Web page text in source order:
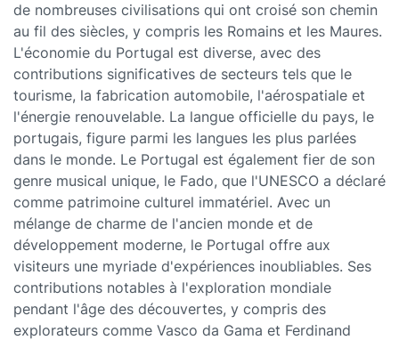
de nombreuses civilisations qui ont croisé son chemin
au fil des siècles, y compris les Romains et les Maures.
L'économie du Portugal est diverse, avec des
contributions significatives de secteurs tels que le
tourisme, la fabrication automobile, l'aérospatiale et
l'énergie renouvelable. La langue officielle du pays, le
portugais, figure parmi les langues les plus parlées
dans le monde. Le Portugal est également fier de son
genre musical unique, le Fado, que l'UNESCO a déclaré
comme patrimoine culturel immatériel. Avec un
mélange de charme de l'ancien monde et de
développement moderne, le Portugal offre aux
visiteurs une myriade d'expériences inoubliables. Ses
contributions notables à l'exploration mondiale
pendant l'âge des découvertes, y compris des
explorateurs comme Vasco da Gama et Ferdinand